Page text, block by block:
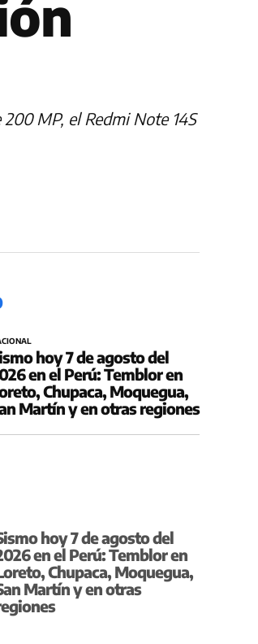
MP, el Redmi Note 14S
hoy 7 de agosto del
en el Perú: Temblor en
Chupaca, Moquegua,
Martín y en otras regiones
hoy 7 de agosto del
en el Perú: Temblor en
Chupaca, Moquegua,
Martín y en otras